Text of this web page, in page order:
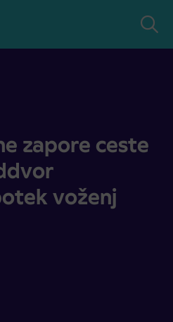
Preddvor spremenjen
zapore ceste
voženj